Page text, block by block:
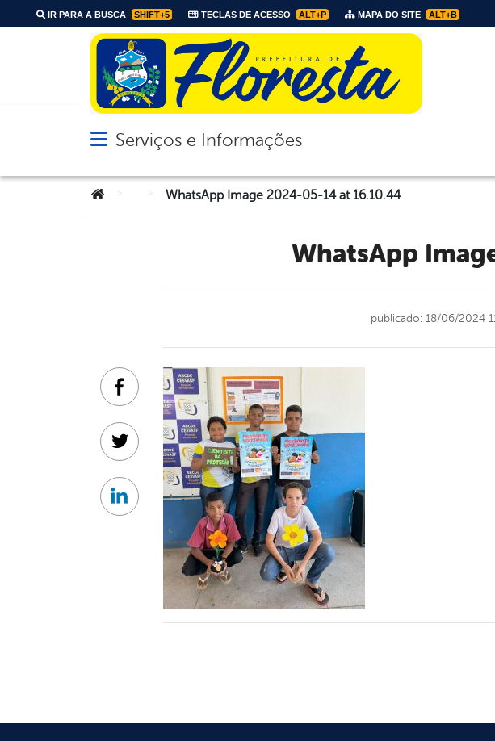
IR PARA A BUSCA SHIFT+5 TECLAS DE ACESSO ALT+P MAPA DO SITE ALT+B
Abrir menu principal de navegação
Serviços e Informações
Você está aqui:WhatsApp Image 2024-05-14 at 16.10.44
WhatsApp
publicado: 18/06/2024
Facebook
Twitter
Linkedin